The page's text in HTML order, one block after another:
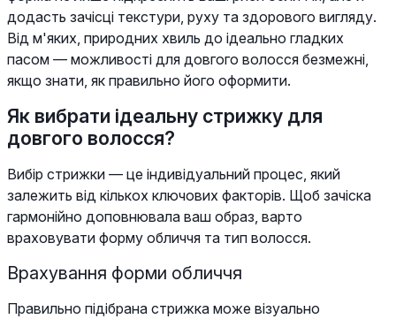
додасть зачісці текстури, руху та здорового вигляду.
Від м'яких, природних хвиль до ідеально гладких
пасом — можливості для довгого волосся безмежні,
якщо знати, як правильно його оформити.
Як вибрати ідеальну стрижку для
довгого волосся?
Вибір стрижки — це індивідуальний процес, який
залежить від кількох ключових факторів. Щоб зачіска
гармонійно доповнювала ваш образ, варто
враховувати форму обличчя та тип волосся.
Врахування форми обличчя
Правильно підібрана стрижка може візуально